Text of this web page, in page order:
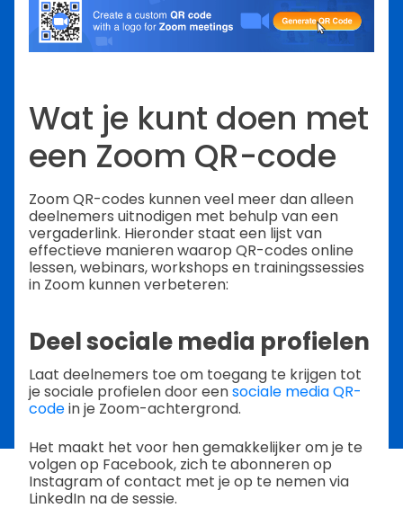
Wat je kunt doen met
een Zoom QR-code
Zoom QR-codes kunnen veel meer dan alleen
deelnemers uitnodigen met behulp van een
vergaderlink. Hieronder staat een lijst van
effectieve manieren waarop QR-codes online
lessen, webinars, workshops en trainingssessies
in Zoom kunnen verbeteren:
Deel sociale media profielen
Laat deelnemers toe om toegang te krijgen tot
je sociale profielen door eensociale media QR-
codein je Zoom-achtergrond.
Het maakt het voor hen gemakkelijker om je te
volgen op Facebook, zich te abonneren op
Instagram of contact met je op te nemen via
LinkedIn na de sessie.